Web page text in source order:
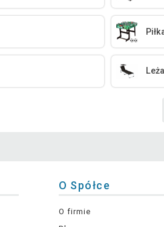
O Spółce
O firmie